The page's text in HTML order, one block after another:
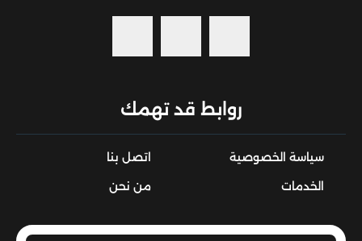
روابط قد تهمك
سياسة الخصوصية
اتصل بنا
الخدمات
من نحن